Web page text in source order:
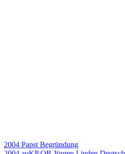
2004 Papst Begründung